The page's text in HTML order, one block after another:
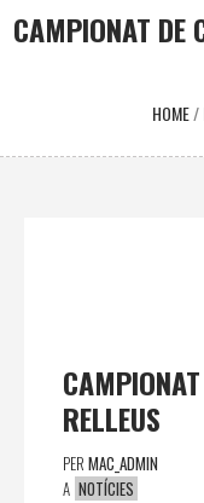
CAMPIONAT DE
HOME/
RELLEUS
PER MAC_ADMIN
A NOTÍCIES